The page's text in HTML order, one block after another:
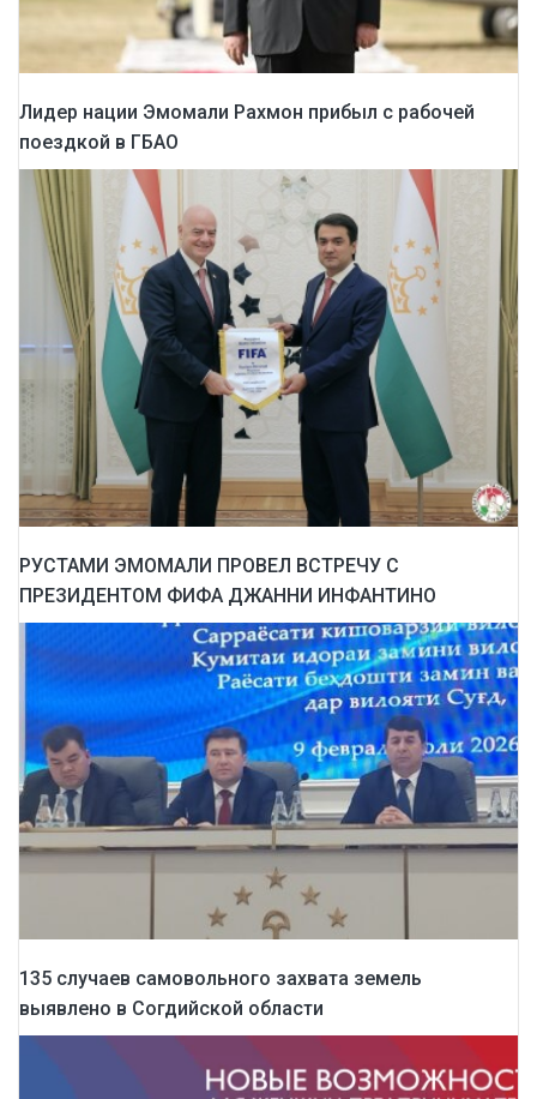
Лидер нации Эмомали Рахмон прибыл с рабочей
поездкой в ГБАО
РУСТАМИ ЭМОМАЛИ ПРОВЕЛ ВСТРЕЧУ С
ПРЕЗИДЕНТОМ ФИФА ДЖАННИ ИНФАНТИНО
135 случаев самовольного захвата земель
выявлено в Согдийской области